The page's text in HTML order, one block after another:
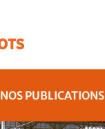
NOS PUBLICATIONS